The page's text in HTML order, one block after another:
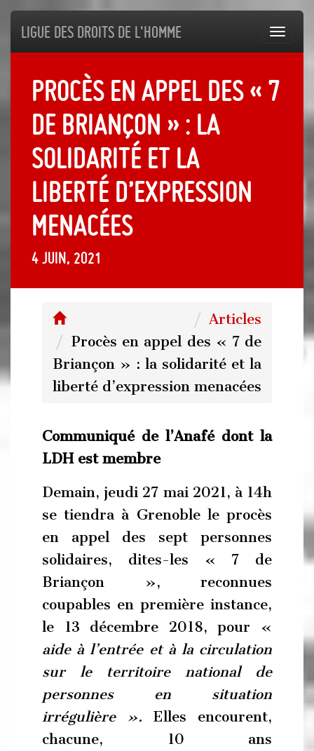
Ligue des droits de l'Homme
Procès en appel des « 7
de Briançon » : la
solidarité et la
liberté d’expression
menacées
4 juin, 2021
Articles
Procès en appel des « 7 de
Briançon » : la solidarité et la
liberté d’expression menacées
Communiqué de l’Anafé dont la
LDH est membre
Demain, jeudi 27 mai 2021, à 14h
se tiendra à Grenoble le procès
en appel des sept personnes
solidaires, dites-les « 7 de
Briançon », reconnues
coupables en première instance,
le 13 décembre 2018, pour «
aide à l’entrée et à la circulation
sur le territoire national de
personnes en situation
irrégulière ». Elles encourent,
chacune, 10 ans